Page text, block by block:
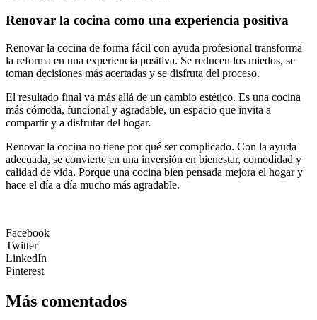
Renovar la cocina como una experiencia positiva
Renovar la cocina de forma fácil con ayuda profesional transforma
la reforma en una experiencia positiva. Se reducen los miedos, se
toman decisiones más acertadas y se disfruta del proceso.
El resultado final va más allá de un cambio estético. Es una cocina
más cómoda, funcional y agradable, un espacio que invita a
compartir y a disfrutar del hogar.
Renovar la cocina no tiene por qué ser complicado. Con la ayuda
adecuada, se convierte en una inversión en bienestar, comodidad y
calidad de vida. Porque una cocina bien pensada mejora el hogar y
hace el día a día mucho más agradable.
Facebook
Twitter
LinkedIn
Pinterest
Más comentados